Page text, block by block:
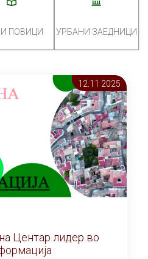
ПОВИЦИ УРБАНИ ЗАЕДНИЦИ
12.11 2025
Центар лидер во